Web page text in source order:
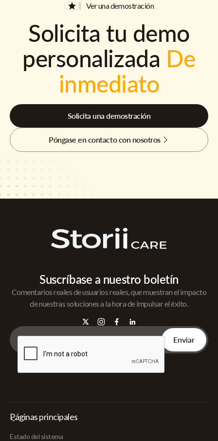
Ver una demostración
Solicita tu demo
personalizada De
inmediato
Solicita una demostración
Póngase en contacto con nosotros
Suscríbase a nuestro boletín
Comentarios reales de usuarios reales, que muestran el impacto
de nuestras soluciones a la hora de impulsar el éxito.
Páginas principales
Estado del sistema